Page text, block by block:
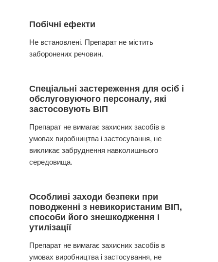
Побічні ефекти
Не встановлені. Препарат не містить
заборонених речовин.
Спеціальні застереження для осіб і
обслуговуючого персоналу, які
застосовують ВІП
Препарат не вимагає захисних засобів в
умовах виробництва і застосування, не
викликає забруднення навколишнього
середовища.
Особливі заходи безпеки при
поводженні з невикористаним ВІП,
способи його знешкодження і
утилізації
Препарат не вимагає захисних засобів в
умовах виробництва і застосування, не